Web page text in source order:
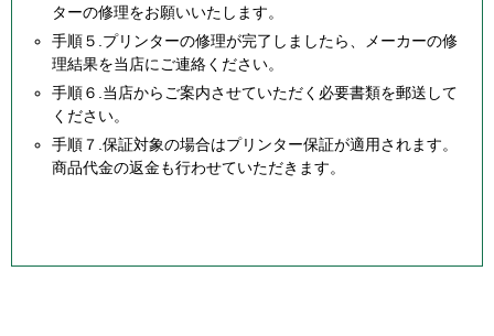
ターの修理をお願いいたします。
手順５.プリンターの修理が完了しましたら、メーカーの修
理結果を当店にご連絡ください。
手順６.当店からご案内させていただく必要書類を郵送して
ください。
手順７.保証対象の場合はプリンター保証が適用されます。
商品代金の返金も行わせていただきます。